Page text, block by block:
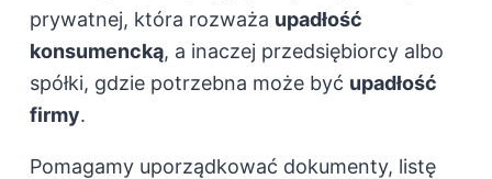
prywatnej, która rozważa upadłość
konsumencką, a inaczej przedsiębiorcy albo
spółki, gdzie potrzebna może być upadłość
firmy.
Pomagamy uporządkować dokumenty, listę